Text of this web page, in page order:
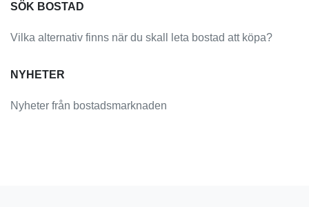
SÖK BOSTAD
Vilka alternativ finns när du skall leta bostad att köpa?
NYHETER
Nyheter från bostadsmarknaden